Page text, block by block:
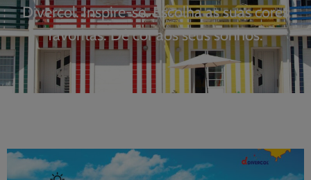
Divercol. Inspire-se. Escolha as suas cores
favoritas. Dê cor aos seus sonhos.